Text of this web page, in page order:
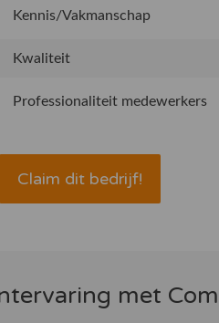
Kennis/Vakmanschap
Kwaliteit
Professionaliteit medewerkers
Claim dit bedrijf!
met